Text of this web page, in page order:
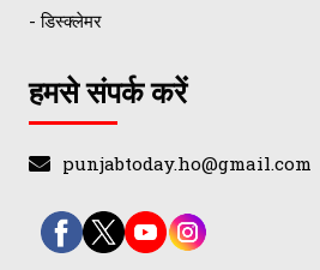
- डिस्क्लेमर
हमसे संपर्क करें
punjabtoday.ho@gmail.com